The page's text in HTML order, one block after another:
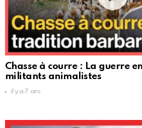
Chasse à courre : La guerre
militants animalistes
il y a 7 ans